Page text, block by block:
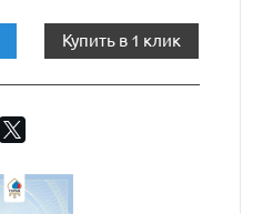
Купить в 1 клик